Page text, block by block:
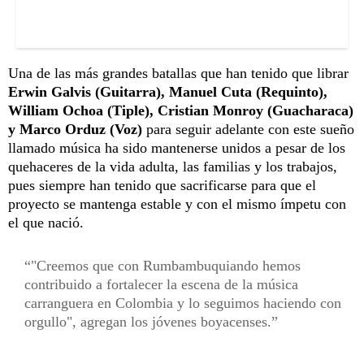
Una de las más grandes batallas que han tenido que librar
Erwin Galvis (Guitarra), Manuel Cuta (Requinto),
William Ochoa (Tiple), Cristian Monroy (Guacharaca)
y Marco Orduz (Voz) para seguir adelante con este sueño
llamado música ha sido mantenerse unidos a pesar de los
quehaceres de la vida adulta, las familias y los trabajos,
pues siempre han tenido que sacrificarse para que el
proyecto se mantenga estable y con el mismo ímpetu con
el que nació.
"Creemos que con Rumbambuquiando hemos
contribuido a fortalecer la escena de la música
carranguera en Colombia y lo seguimos haciendo con
orgullo", agregan los jóvenes boyacenses.